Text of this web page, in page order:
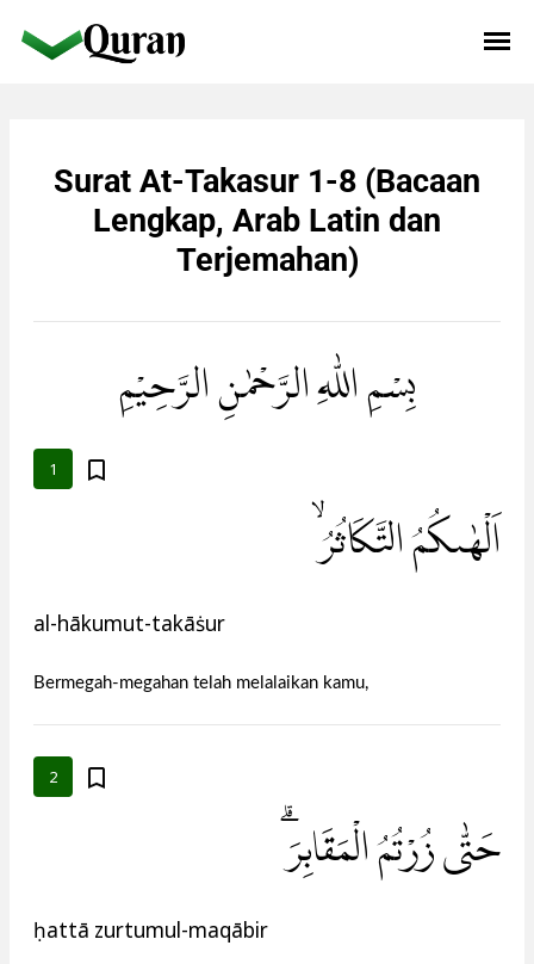
Surat At-Takasur 1-8 (Bacaan
Lengkap, Arab Latin dan
Terjemahan)
بِسْمِ اللّٰهِ الرَّحْمٰنِ الرَّحِيْمِ
1
اَلْهٰىكُمُ التَّكَاثُرُۙ
al-hākumut-takāṡur
Bermegah-megahan telah melalaikan kamu,
2
حَتّٰى زُرْتُمُ الْمَقَابِرَۗ
ḥattā zurtumul-maqābir